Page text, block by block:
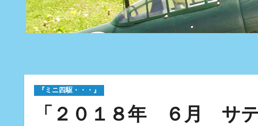
『ミニ四駆・・・』
「２０１８年 ６月 サ